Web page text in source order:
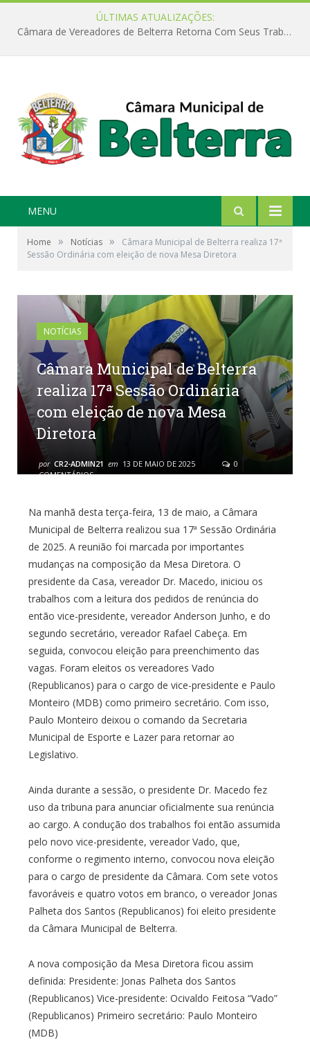
ÚLTIMAS ATUALIZAÇÕES:
Câmara de Vereadores de Belterra Retorna Com Seus Trabalhos Legislativos
MENU
Home » Notícias »
Câmara Municipal de Belterra realiza 17ª
Sessão Ordinária com eleição de nova Mesa Diretora
NOTÍCIAS
Câmara Municipal de Belterra
realiza 17ª Sessão Ordinária
com eleição de nova Mesa
Diretora
por CR2-ADMIN21 em 13 DE MAIO DE 2025
0
COMENTÁRIOS
Na manhã desta terça-feira, 13 de maio, a Câmara
Municipal de Belterra realizou sua 17ª Sessão Ordinária
de 2025. A reunião foi marcada por importantes
mudanças na composição da Mesa Diretora. O
presidente da Casa, vereador Dr. Macedo, iniciou os
trabalhos com a leitura dos pedidos de renúncia do
então vice-presidente, vereador Anderson Junho, e do
segundo secretário, vereador Rafael Cabeça. Em
seguida, convocou eleição para preenchimento das
vagas. Foram eleitos os vereadores Vado
(Republicanos) para o cargo de vice-presidente e Paulo
Monteiro (MDB) como primeiro secretário. Com isso,
Paulo Monteiro deixou o comando da Secretaria
Municipal de Esporte e Lazer para retornar ao
Legislativo.
Ainda durante a sessão, o presidente Dr. Macedo fez
uso da tribuna para anunciar oficialmente sua renúncia
ao cargo. A condução dos trabalhos foi então assumida
pelo novo vice-presidente, vereador Vado, que,
conforme o regimento interno, convocou nova eleição
para o cargo de presidente da Câmara. Com sete votos
favoráveis e quatro votos em branco, o vereador Jonas
Palheta dos Santos (Republicanos) foi eleito presidente
da Câmara Municipal de Belterra.
A nova composição da Mesa Diretora ficou assim
definida: Presidente: Jonas Palheta dos Santos
(Republicanos) Vice-presidente: Ocivaldo Feitosa “Vado”
(Republicanos) Primeiro secretário: Paulo Monteiro
(MDB)